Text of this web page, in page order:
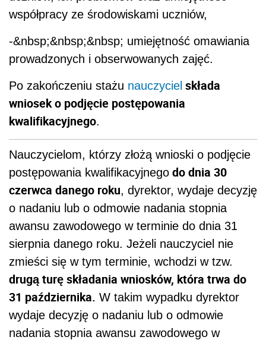
współpracy ze środowiskami uczniów,
-&nbsp;&nbsp;&nbsp; umiejętność omawiania
prowadzonych i obserwowanych zajęć.
Po zakończeniu stażu nauczyciel składa
wniosek o podjęcie postępowania
kwalifikacyjnego.
Nauczycielom, którzy złożą wnioski o podjęcie
postępowania kwalifikacyjnego do dnia 30
czerwca danego roku, dyrektor, wydaje decyzję
o nadaniu lub o odmowie nadania stopnia
awansu zawodowego w terminie do dnia 31
sierpnia danego roku. Jeżeli nauczyciel nie
zmieści się w tym terminie, wchodzi w tzw.
drugą turę składania wniosków, która trwa do
31 października. W takim wypadku dyrektor
wydaje decyzję o nadaniu lub o odmowie
nadania stopnia awansu zawodowego w